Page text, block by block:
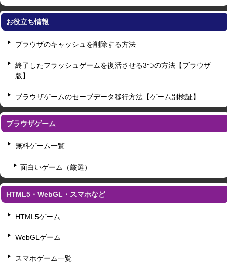
お役立ち情報
ブラウザのキャッシュを削除する方法
終了したフラッシュゲームを復活させる3つの方法【ブラウザ
版】
ブラウザゲームのセーブデータ移行方法【ゲーム別検証】
ブラウザゲーム
無料ゲーム一覧
面白いゲーム（厳選）
HTML5・WebGL・スマホなど
HTML5ゲーム
WebGLゲーム
スマホゲーム一覧